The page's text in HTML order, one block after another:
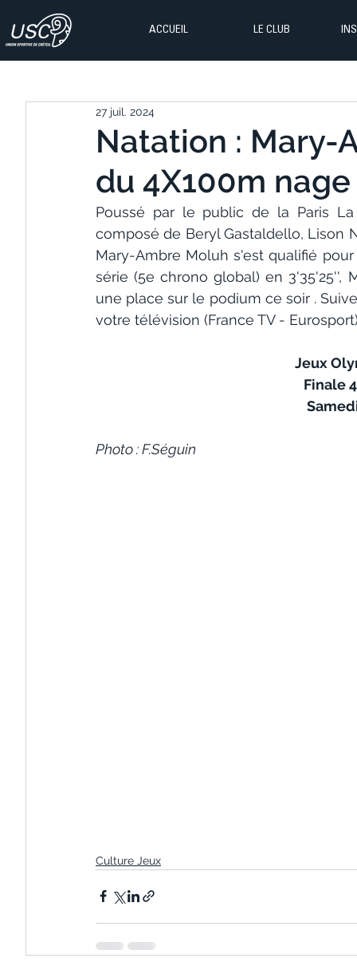
ACCUEIL LE CLUB
Natation : Mary-
du 4X100m
27 juil. 2024
Poussé par le public de la Paris
composé de Beryl Gastaldello, Lison
Mary-Ambre Moluh s'est qualifié
série (5e chrono global) en 3'35'25'',
une place sur le podium ce soir .
votre télévision (France TV -
Jeux
Finale
Photo : F.Séguin
Culture Jeux